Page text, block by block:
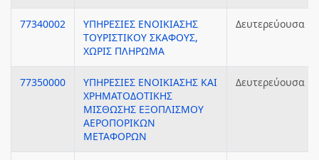
77340002
ΥΠΗΡΕΣΙΕΣ ΕΝΟΙΚΙΑΣΗΣ
ΤΟΥΡΙΣΤΙΚΟΥ ΣΚΑΦΟΥΣ,
ΧΩΡΙΣ ΠΛΗΡΩΜΑ
Δευτερεύουσα
77350000
ΥΠΗΡΕΣΙΕΣ ΕΝΟΙΚΙΑΣΗΣ ΚΑΙ
ΧΡΗΜΑΤΟΔΟΤΙΚΗΣ
ΜΙΣΘΩΣΗΣ ΕΞΟΠΛΙΣΜΟΥ
ΑΕΡΟΠΟΡΙΚΩΝ
ΜΕΤΑΦΟΡΩΝ
Δευτερεύουσα